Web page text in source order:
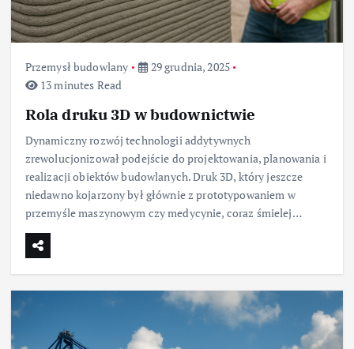
Przemysł budowlany
29 grudnia, 2025
13 minutes Read
Rola druku 3D w budownictwie
Dynamiczny rozwój technologii addytywnych
zrewolucjonizował podejście do projektowania, planowania i
realizacji obiektów budowlanych. Druk 3D, który jeszcze
niedawno kojarzony był głównie z prototypowaniem w
przemyśle maszynowym czy medycynie, coraz śmielej…